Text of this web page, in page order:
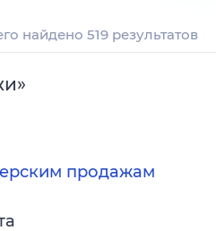
найдено 519 результатов
»
продажам